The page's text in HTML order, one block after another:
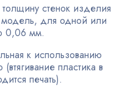
толщину стенок изделия
для одной или
0,06 мм.
к использованию
пластика в
печать).